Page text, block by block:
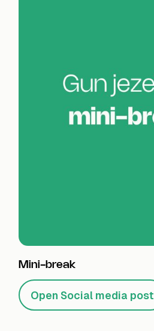
Mini-break
Open Social media post